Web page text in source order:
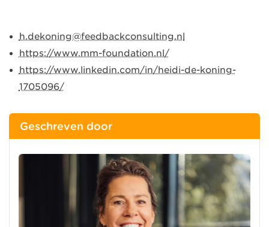
h.dekoning@feedbackconsulting.nl
https://www.mm-foundation.nl/
https://www.linkedin.com/in/heidi-de-koning-
1705096/
Geschreven door